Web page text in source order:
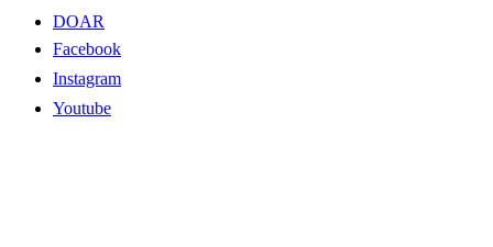
DOAR
Facebook
Instagram
Youtube